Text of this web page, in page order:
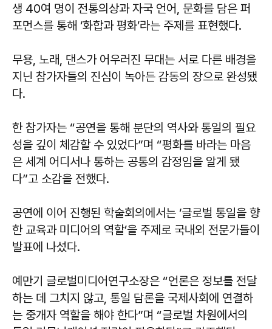
생 40여 명이 전통의상과 자국 언어, 문화를 담은 퍼
포먼스를 통해 ‘화합과 평화’라는 주제를 표현했다.
무용, 노래, 댄스가 어우러진 무대는 서로 다른 배경을
지닌 참가자들의 진심이 녹아든 감동의 장으로 완성됐
다.
한 참가자는 “공연을 통해 분단의 역사와 통일의 필요
성을 깊이 체감할 수 있었다”며 “평화를 바라는 마음
은 세계 어디서나 통하는 공통의 감정임을 알게 됐
다”고 소감을 전했다.
공연에 이어 진행된 학술회의에서는 ‘글로벌 통일을 향
한 교육과 미디어의 역할’을 주제로 국내외 전문가들이
발표에 나섰다.
예만기 글로벌미디어연구소장은 “언론은 정보를 전달
하는 데 그치지 않고, 통일 담론을 국제사회에 연결하
는 중개자 역할을 해야 한다”며 “글로벌 차원에서의